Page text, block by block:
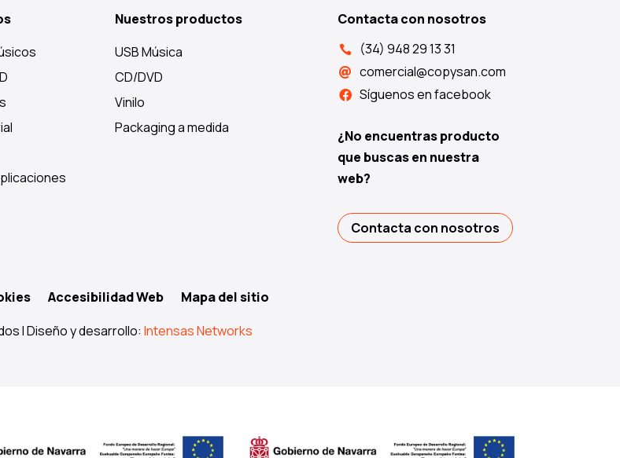
Nuestros productos
USB Música
CD/DVD
Vinilo
Packaging a medida
Contacta con nosotros
 (34) 948 29 13 31
 comercial@copysan.com
 Síguenos en facebook
¿No encuentras producto
que buscas en nuestra
web?
Contacta con nosotros
Accesibilidad Web
Mapa del sitio
I Diseño y desarrollo:Intensas Networks